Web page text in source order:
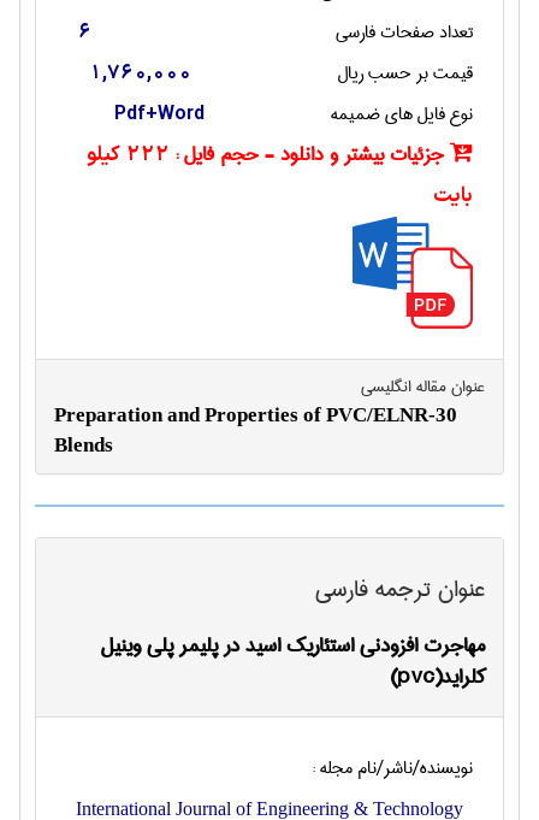
تعداد صفحات فارسی 6
قیمت بر حسب ریال 1,760,000
نوع فایل های ضمیمه Pdf+Word
جزئیات بیشتر و دانلود - حجم فایل :
222 کیلو
بایت
عنوان مقاله انگليسی
Preparation and Properties of PVC/ELNR-30
Blends
عنوان ترجمه فارسی
مهاجرت افزودنی استئاریک اسید در پلیمر پلی وینیل
کلراید(pvc)
نویسنده/ناشر/نام مجله :
International Journal of Engineering & Technology